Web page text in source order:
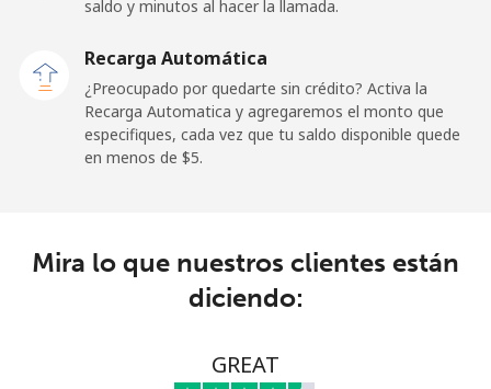
Ghana
Línea fija ⁦49.9c⁩
⁦$10⁩
⁦37.9c⁩
26 min por
-
⁦$10⁩
⁦$10⁩
saldo y minutos al hacer la llamada.
Recarga Automática
¿Preocupado por quedarte sin crédito? Activa la
Recarga Automatica y agregaremos el monto que
especifiques, cada vez que tu saldo disponible quede
en menos de ⁦$5⁩.
Mira lo que nuestros clientes están
diciendo:
GREAT